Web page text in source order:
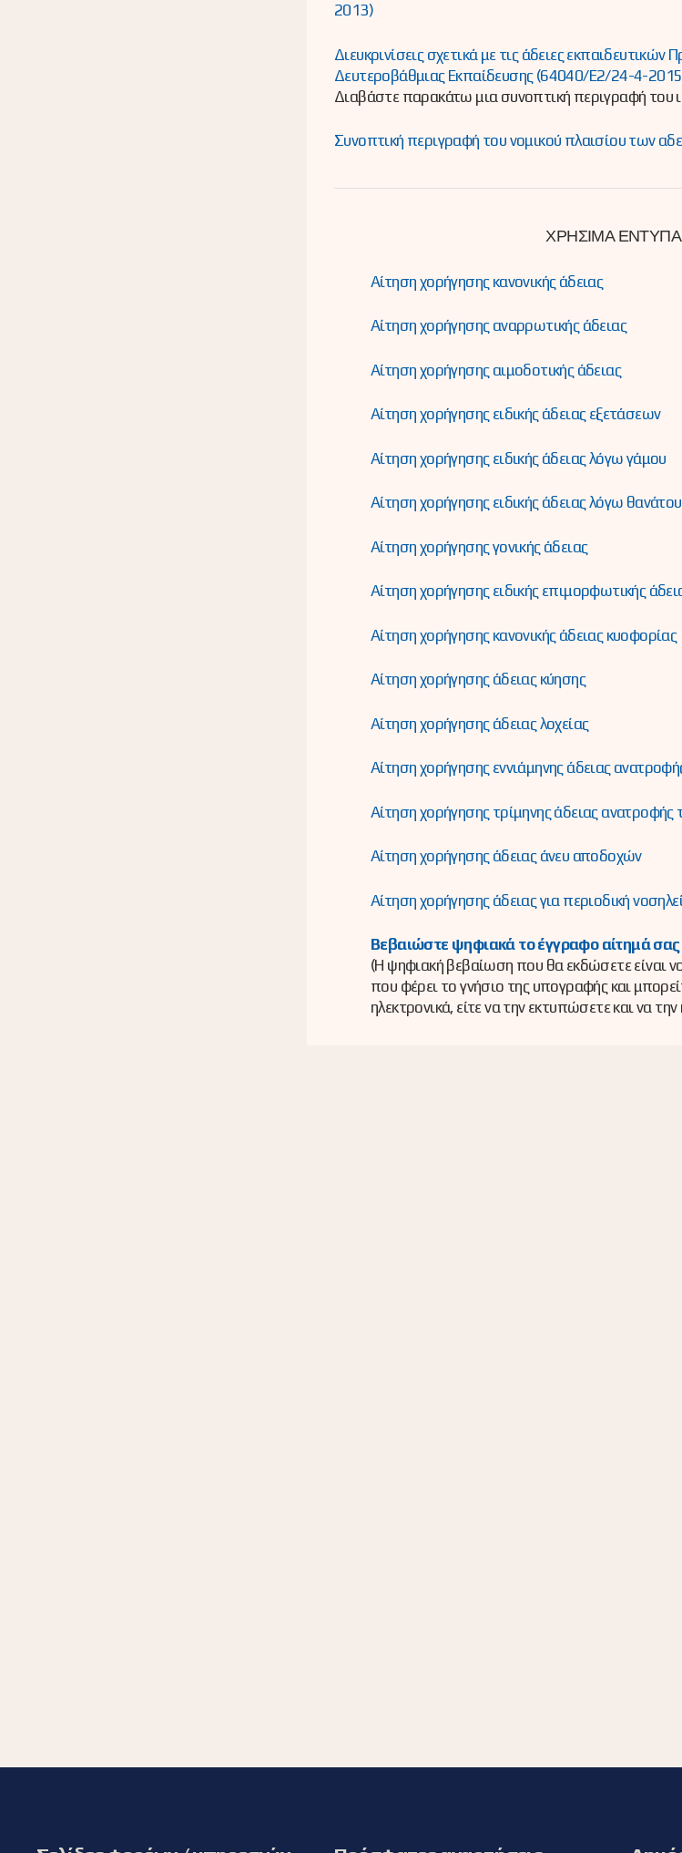
2013)
Διευκρινίσεις σχετικά με τις άδειες εκπαιδευτικών
Δευτεροβάθμιας Εκπαίδευσης (64040/Ε2/24-4-
Διαβάστε παρακάτω μια συνοπτική περιγραφή του
Συνοπτική περιγραφή του νομικού πλαισίου των
ΧΡΗΣΙΜΑ ΕΝΤΥΠΑ
Αίτηση χορήγησης κανονικής άδειας
Αίτηση χορήγησης αναρρωτικής άδειας
Αίτηση χορήγησης αιμοδοτικής άδειας
Αίτηση χορήγησης ειδικής άδειας εξετάσεων
Αίτηση χορήγησης ειδικής άδειας λόγω γάμου
Αίτηση χορήγησης ειδικής άδειας λόγω
Αίτηση χορήγησης γονικής άδειας
Αίτηση χορήγησης ειδικής επιμορφωτικής
Αίτηση χορήγησης κανονικής άδειας κυοφορίας
Αίτηση χορήγησης άδειας κύησης
Αίτηση χορήγησης άδειας λοχείας
Αίτηση χορήγησης εννιάμηνης άδειας
Αίτηση χορήγησης τρίμηνης άδειας ανατροφής
Αίτηση χορήγησης άδειας άνευ αποδοχών
Αίτηση χορήγησης άδειας για περιοδική
Βεβαιώστε ψηφιακά το έγγραφο αίτημά
(Η ψηφιακή βεβαίωση που θα εκδώσετε είναι
που φέρει το γνήσιο της υπογραφής και
ηλεκτρονικά, είτε να την εκτυπώσετε και να